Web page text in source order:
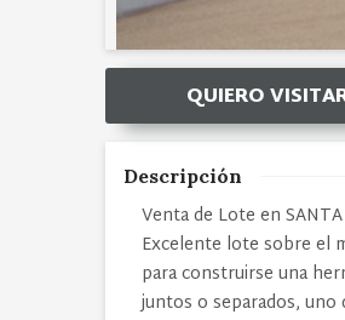
QUIERO
Descripción
Venta de Lote en
Excelente lote sobre el
para construirse una
juntos o separados, uno